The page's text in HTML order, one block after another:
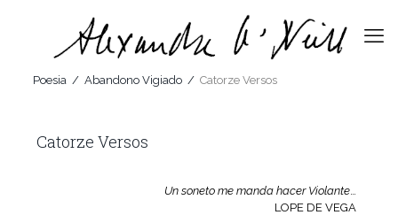
Poesia/ Abandono Vigiado/ Catorze Versos
Catorze Versos
Un soneto me manda hacer Violante…
LOPE DE VEGA